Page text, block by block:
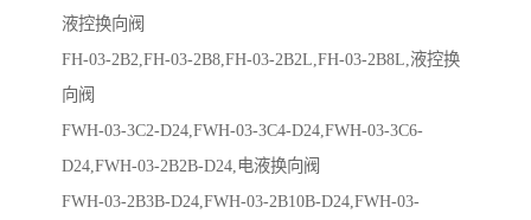
液控换向阀
FH-03-2B2,FH-03-2B8,FH-03-2B2L,FH-03-2B8L,液控换
向阀
FWH-03-3C2-D24,FWH-03-3C4-D24,FWH-03-3C6-
D24,FWH-03-2B2B-D24,电液换向阀
FWH-03-2B3B-D24,FWH-03-2B10B-D24,FWH-03-